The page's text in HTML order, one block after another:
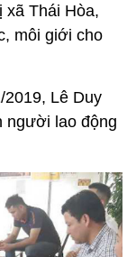
xã Thái Hòa,
môi giới cho
Lê Duy
người lao động